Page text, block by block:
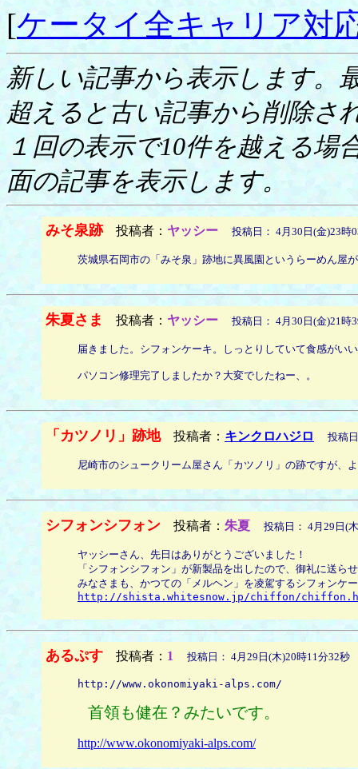
[ケータイ全キャリア対
新しい記事から表示します。
超えると古い記事から削除さ
１回の表示で10件を越える場
面の記事を表示します。
みそ泉跡投稿者： ヤッシー 投稿日： 4月30日(金)23時
茨城県石岡市の「みそ泉」跡地に異風園というらーめん屋
朱夏さま 投稿者： ヤッシー 投稿日： 4月30日(金)21時
届きました。シフォンケーキ。しっとりしていて食感がい
パソコン修理完了しましたか？大変でしたねー、。
「カツノリ」跡地投稿者： キンクロハジロ 投稿日
尼崎市のシュークリーム屋さん「カツノリ」の跡ですが、
シフォンシフォン 投稿者： 朱夏 投稿日： 4月29日(
ヤッシーさん、先日はありがとうございました！
「シフォンシフォン」が新製品を出したので、御礼に送ら
みなさまも、かつての「メルヘン」を凌駕するシフォンケ
http://shista.whitesnow.jp/chiffon/
あるぷす 投稿者： 1 投稿日： 4月29日(木)20時11分32秒
http://www.okonomiyaki-alps.com/
首領も健在？みたいです。
http://www.okonomiyaki-alps.com/